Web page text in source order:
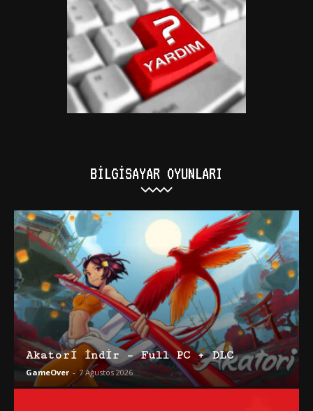
BILGISAYAR OYUNLARI
Akatori İndir – Full PC + DLC
GameOver - 7 Ağustos 2026